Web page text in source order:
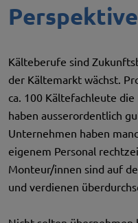
Kälteberufe sind
der Kältemarkt wächst.
ca. 100 Kältefachleute
haben ausserordentlich
Unternehmen haben
eigenem Personal
Monteur/innen sind auf
und verdienen